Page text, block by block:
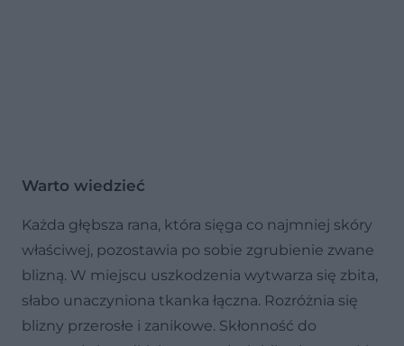
Warto wiedzieć
Każda głębsza rana, która sięga co najmniej skóry
właściwej, pozostawia po sobie zgrubienie zwane
blizną. W miejscu uszkodzenia wytwarza się zbita,
słabo unaczyniona tkanka łączna. Rozróżnia się
blizny przerosłe i zanikowe. Skłonność do